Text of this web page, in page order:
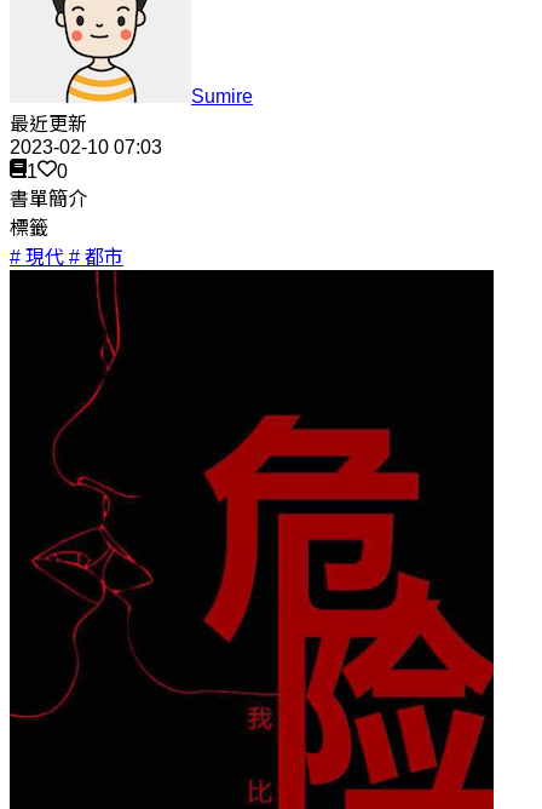
Sumire
最近更新
2023-02-10 07:03
1
0
書單簡介
標籤
# 現代 # 都市